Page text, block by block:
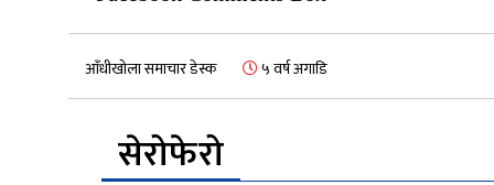
आँधीखोला समाचार डेस्क ५ वर्ष अगाडि
सेरोफेरो